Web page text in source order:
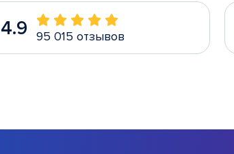
4.9 95 015 отзывов